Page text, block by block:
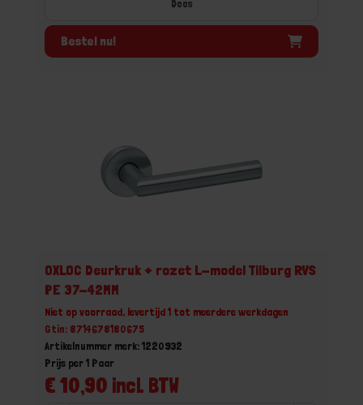
Doos
Bestel nu!
OXLOC Deurkruk + rozet L-model Tilburg RVS
PE 37-42MM
Niet op voorraad, levertijd 1 tot meerdere werkdagen
Gtin: 8714678180675
Artikelnummer merk: 1220932
€ 10,90 incl. BTW
Prijs per 1 Paar